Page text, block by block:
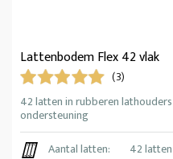
Lattenbodem Flex 42 vlak
(3)
42 latten in rubberen
ondersteuning
Aantal latten:
42 latten